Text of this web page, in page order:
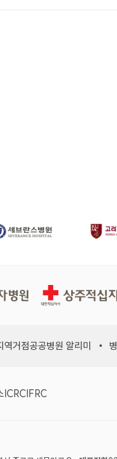
상주적십자병원
역거점공공병원 알리미
(새 창)
ICRC(국제적십자위원회, 새
IFRC(국제적십자사연맹